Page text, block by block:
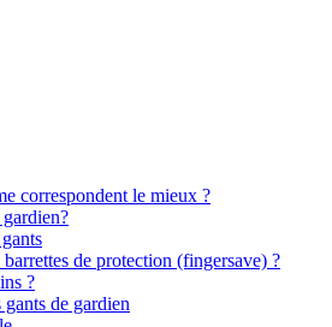
correspondent le mieux ?
de protection (fingersave) ?
?
gants de gardien